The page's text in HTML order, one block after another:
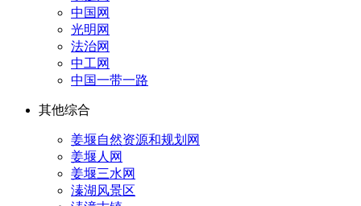
中国网
光明网
法治网
中工网
中国一带一路
其他综合
姜堰自然资源和规划网
姜堰人网
姜堰三水网
溱湖风景区